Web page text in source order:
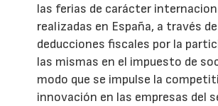
las ferias de carácter
realizadas en España, a través de
deducciones fiscales por la
las mismas en el impuesto de
modo que se impulse la
innovación en las empresas del